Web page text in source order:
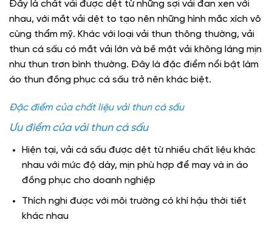
Đây là chất vải được dệt từ những sợi vải đan xen với
nhau, với mắt vải dệt to tạo nên những hình mắc xích vô
cùng thẩm mỹ. Khác với loại vải thun thông thường, vải
thun cá sấu có mắt vải lớn và bề mặt vải không láng mịn
như thun trơn bình thường. Đây là đặc điểm nổi bật làm
áo thun đồng phục cá sấu trở nên khác biệt.
Đặc điểm của chất liệu vải thun cá sấu
Ưu điểm của vải thun cá sấu
Hiện tại, vải cá sấu được dệt từ nhiều chất liệu khác
nhau với mức độ dày, mịn phù hợp để may và in áo
đồng phục cho doanh nghiệp
Thích nghi được với môi trường có khí hậu thời tiết
khác nhau